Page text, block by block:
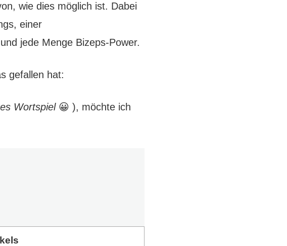
wie dies möglich ist. Dabei
einer
jede Menge Bizeps-Power.
gefallen hat:
Wortspiel😀 ), möchte ich